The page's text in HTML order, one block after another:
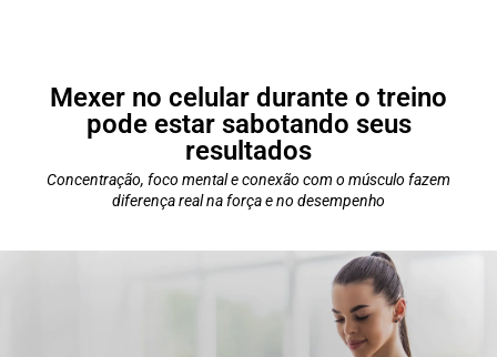
Mexer no celular durante o treino
pode estar sabotando seus
resultados
Concentração, foco mental e conexão com o músculo fazem
diferença real na força e no desempenho